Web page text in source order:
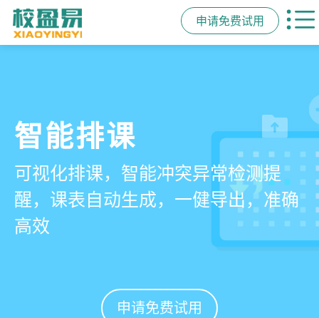
申请免费试用
管学校，用校盈易
培训机构教务管理系
统
有效提升运营管理效率45%
申请免费试用
智能排课
可视化排课，智能冲突异常检测提
醒，课表自动生成，一健导出，准确
高效
申请免费试用
课时统计
学员签到同步扣减课时，老师带课量
自动统计、汇总，数据清晰可查免扯
皮
申请免费试用
家校互动
一部手机链接教师、学员、家长，沟
通互动零距离，服务贴心铸口碑促续
费
申请免费试用